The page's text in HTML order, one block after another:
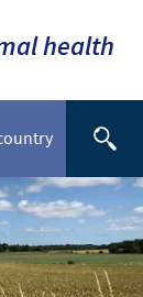
health